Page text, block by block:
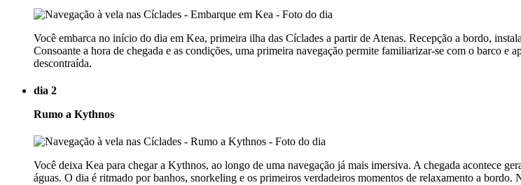
Você embarca no início do dia em Kea, primeira ilha das Cíclades a partir de Atenas. Recepção a bordo,
Consoante a hora de chegada e as condições, uma primeira navegação permite familiarizar-se com o barco
descontraída.
dia 2
Rumo a Kythnos
Você deixa Kea para chegar a Kythnos, ao longo de uma navegação já mais imersiva. A chegada acontece
águas. O dia é ritmado por banhos, snorkeling e os primeiros verdadeiros momentos de relaxamento a bordo.